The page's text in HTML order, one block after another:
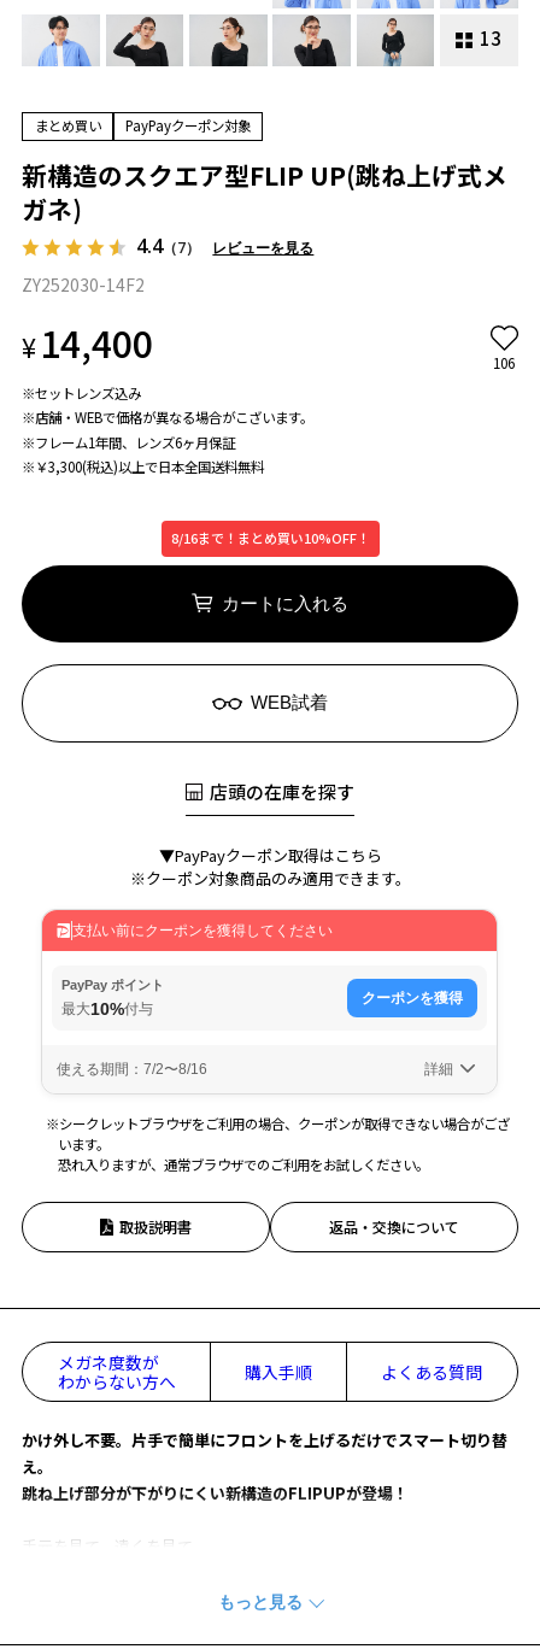
13
まとめ買い PayPayクーポン対象
新構造のスクエア型FLIP UP(跳ね上げ式メ
ガネ)
4.4（7） レビューを見る
ZY252030-14F2
¥14,400
106
※セットレンズ込み
※店舗・WEBで価格が異なる場合がこざいます。
※フレーム1年間、レンズ6ヶ月保証
※￥3,300(税込)以上で日本全国送料無料
8/16まで！まとめ買い10%OFF！
カートに入れる
WEB試着
店頭の在庫を探す
▼PayPayクーポン取得はこちら
※クーポン対象商品のみ適用できます。
※シークレットブラウザをご利用の場合、クーポンが取得できない場合がござ
います。
恐れ入りますが、通常ブラウザでのご利用をお試しください。
取扱説明書 返品・交換について
メガネ度数が
わからない方へ
購入手順 よくある質問
かけ外し不要。片手で簡単にフロントを上げるだけでスマート切り替
え。
跳ね上げ部分が下がりにくい新構造のFLIPUPが登場！
手元を見て、遠くを見て
かけはずしなしで焦点の切り替えができる快適な構造を実現しまし